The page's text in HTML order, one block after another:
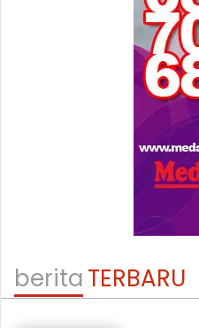
beritaTERBARU